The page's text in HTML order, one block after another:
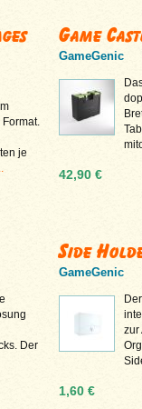
je
Game
GameGenic
42,90 €
Der
Side
GameGenic
zur
1,60 €